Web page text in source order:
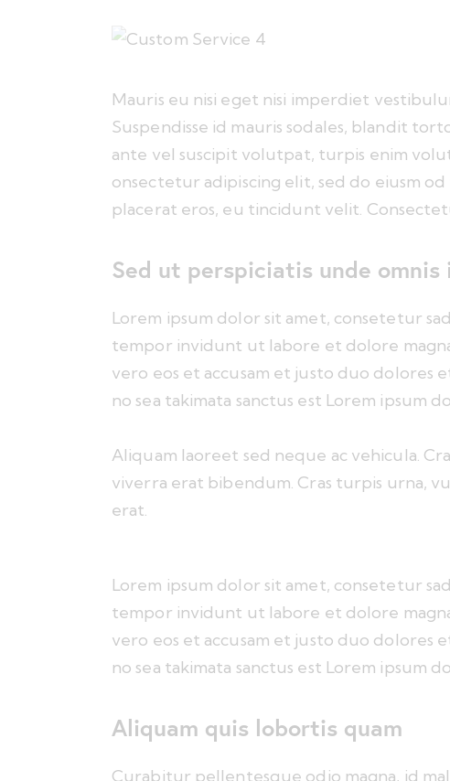
Mauris eu nisi eget nisi imperdiet
Suspendisse id mauris sodales, blandit
ante vel suscipit volutpat, turpis enim
onsectetur adipiscing elit, sed do eiusm
placerat eros, eu tincidunt velit.
Sed ut perspiciatis unde
Lorem ipsum dolor sit amet, consetetur
tempor invidunt ut labore et dolore
vero eos et accusam et justo duo dolores
no sea takimata sanctus est Lorem ipsum
Aliquam laoreet sed neque ac vehicula.
viverra erat bibendum. Cras turpis urna,
erat.
Lorem ipsum dolor sit amet, consetetur
tempor invidunt ut labore et dolore
vero eos et accusam et justo duo dolores
no sea takimata sanctus est Lorem ipsum
Aliquam quis lobortis quam
Curabitur pellentesque odio magna, id